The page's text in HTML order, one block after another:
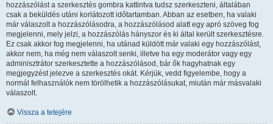
hozzászólást a szerkesztés gombra kattintva tudsz szerkeszteni, általában
csak a beküldés utáni korlátozott időtartamban. Abban az esetben, ha valaki
már válaszolt a hozzászólásodra, a hozzászólásod alatt egy apró szöveg fog
megjelenni, mely jelzi, a hozzászólás hányszor és ki által került szerkesztésre.
Ez csak akkor fog megjelenni, ha utánad küldött már valaki egy hozzászólást,
akkor nem, ha még nem válaszolt senki, illetve ha egy moderátor vagy egy
adminisztrátor szerkesztette a hozzászólásod, bár ők hagyhatnak egy
megjegyzést jelezve a szerkesztés okát. Kérjük, vedd figyelembe, hogy a
normál felhasználók nem törölhetik a hozzászólásukat, miután már másvalaki
válaszolt.
Vissza a tetejére